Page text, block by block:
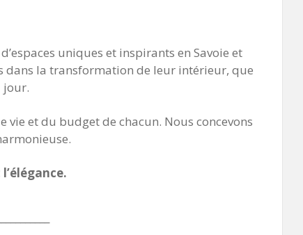
uniques et inspirants en Savoie et
dans la transformation de leur intérieur, que
jour.
et du budget de chacun. Nous concevons